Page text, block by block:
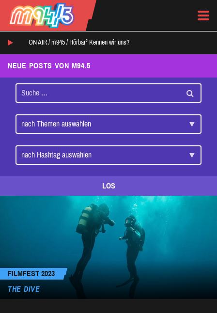
ON AIR / m945 / Hörbar² Kennen wir uns?
NEUE POSTS VON M94.5
LOS
FILMFEST 2023
THE DIVE